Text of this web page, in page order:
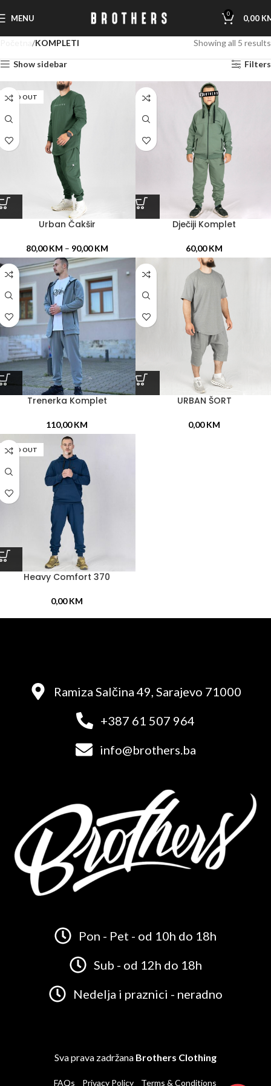
MENU 0 0,00
KOMPLETI Showing all 5 results
Show sidebar Filters
SOLD OUT
Urban Čakšir
80,00KM – 90,00KM
Dječiji Komplet
60,00KM
Trenerka Komplet
110,00KM
URBAN ŠORT
0,00KM
SOLD OUT
Heavy Comfort 370
0,00KM
Ramiza Salčina 49, Sarajevo 71000
+387 61 507 964
info@brothers.ba
Pon - Pet - od 10h do 18h
Sub - od 12h do 18h
Nedelja i praznici - neradno
Sva prava zadržana Brothers Clothing
FAQs Privacy Policy Terms & Conditions